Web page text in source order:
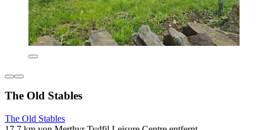
The Old Stables
The Old Stables